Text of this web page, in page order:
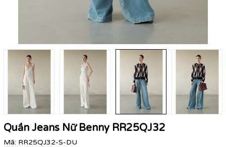
Quần Jeans Nữ Benny RR25QJ32
Mã: RR25QJ32-S-DU